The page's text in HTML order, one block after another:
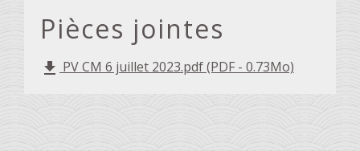
Pièces jointes
file_download PV CM 6 juillet 2023.pdf (PDF - 0.73Mo)